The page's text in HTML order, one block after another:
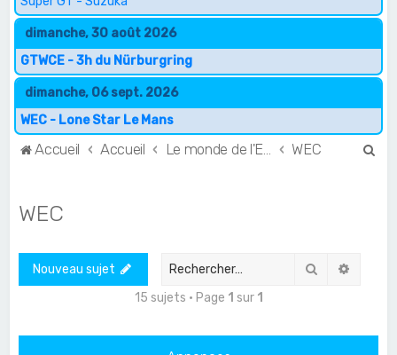
dimanche, 30 août 2026
GTWCE - 3h du Nürburgring
dimanche, 06 sept. 2026
WEC - Lone Star Le Mans
Accueil Accueil WEC
WEC
Nouveau sujet Rechercher
15 sujets • Page 1 sur 1